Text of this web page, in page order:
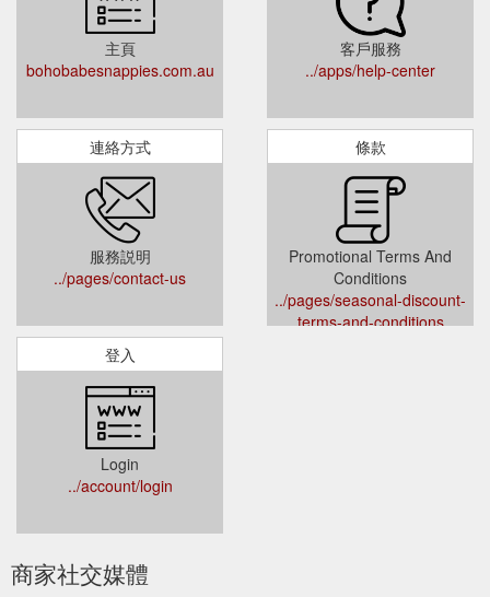
主頁
bohobabesnappies.com.au
客戶服務
../apps/help-center
連絡方式
服務説明
../pages/contact-us
條款
Promotional Terms And
Conditions
../pages/seasonal-discount-
terms-and-conditions
登入
Login
../account/login
商家社交媒體